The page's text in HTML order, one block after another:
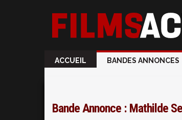
ACCUEIL BANDES ANNONCES
Bande Annonce : Mathilde